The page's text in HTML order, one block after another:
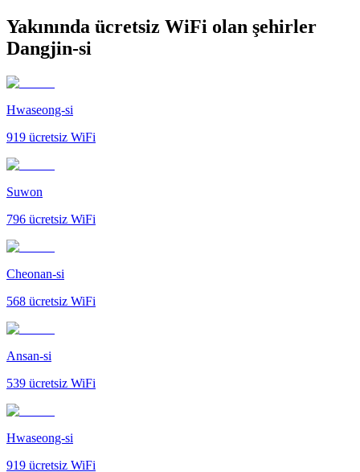
Yakınında ücretsiz WiFi olan şehirler
Dangjin-si
Hwaseong-si
919 ücretsiz WiFi
Suwon
796 ücretsiz WiFi
Cheonan-si
568 ücretsiz WiFi
Ansan-si
539 ücretsiz WiFi
Hwaseong-si
919 ücretsiz WiFi